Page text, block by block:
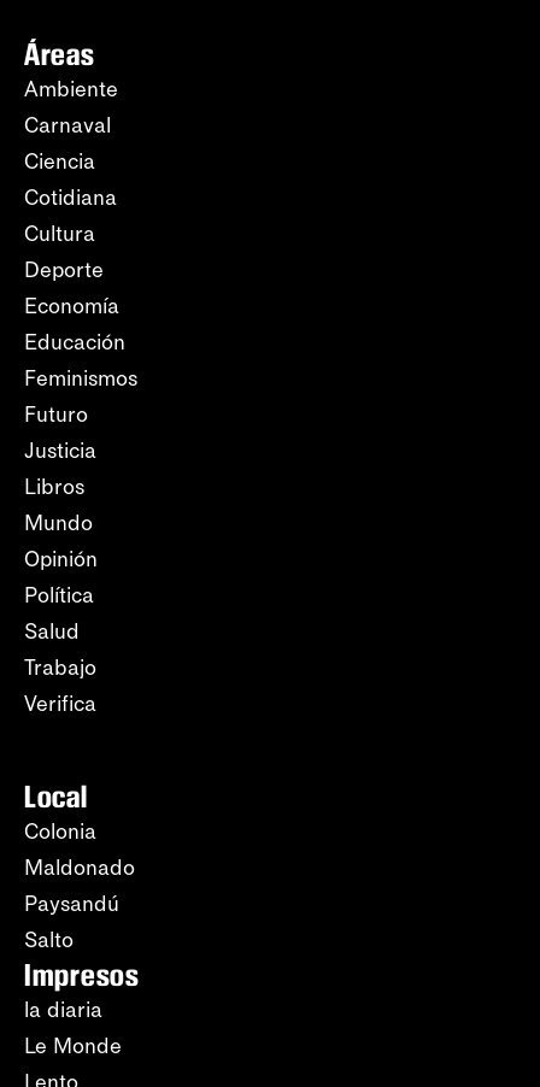
Áreas
Ambiente
Carnaval
Ciencia
Cotidiana
Cultura
Deporte
Economía
Educación
Feminismos
Futuro
Justicia
Libros
Mundo
Opinión
Política
Salud
Trabajo
Verifica
Local
Colonia
Maldonado
Paysandú
Salto
Impresos
la diaria
Le Monde